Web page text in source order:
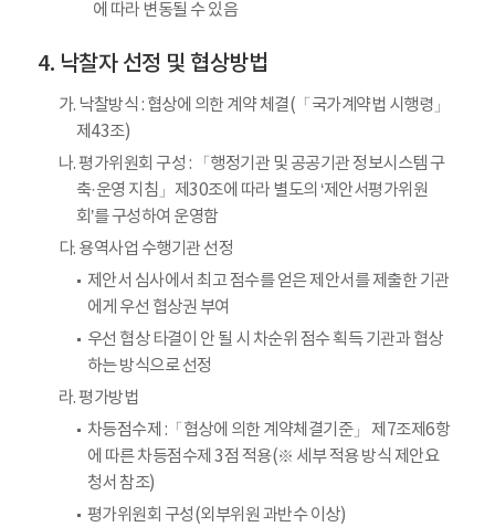
에 따라 변동될 수 있음
낙찰자 선정 및 협상방법
가. 낙찰방식 : 협상에 의한 계약 체결(「국가계약법 시행령」
제43조)
나. 평가위원회 구성 : 「행정기관 및 공공기관 정보시스템 구
축·운영 지침」제30조에 따라 별도의 ‘제안서평가위원
회’를 구성하여 운영함
다. 용역사업 수행기관 선정
제안서 심사에서 최고 점수를 얻은 제안서를 제출한 기관
에게 우선 협상권 부여
우선 협상 타결이 안 될 시 차순위 점수 획득 기관과 협상
하는 방식으로 선정
라. 평가방법
차등점수제 :「협상에 의한 계약체결기준」 제7조제6항
에 따른 차등점수제 3점 적용(※ 세부 적용 방식 제안요
청서 참조)
평가위원회 구성(외부위원 과반수 이상)